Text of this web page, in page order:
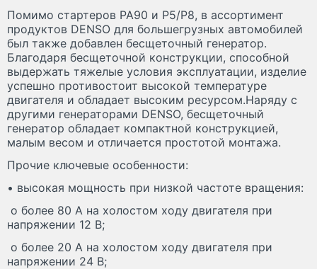
Помимо стартеров PA90 и P5/P8, в ассортимент
продуктов DENSO для большегрузных автомобилей
был также добавлен бесщеточный генератор.
Благодаря бесщеточной конструкции, способной
выдержать тяжелые условия эксплуатации, изделие
успешно противостоит высокой температуре
двигателя и обладает высоким ресурсом.Наряду с
другими генераторами DENSO, бесщеточный
генератор обладает компактной конструкцией,
малым весом и отличается простотой монтажа.
Прочие ключевые особенности:
• высокая мощность при низкой частоте вращения:
o более 80 А на холостом ходу двигателя при
напряжении 12 В;
o более 20 А на холостом ходу двигателя при
напряжении 24 В;